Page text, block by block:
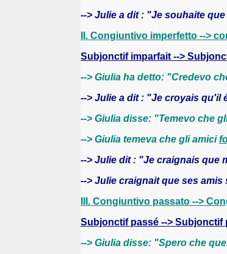
--> Julie a dit : "Je souhaite
II. Congiuntivo imperfetto -->
Subjonctif imparfait -->
--> Giulia ha detto: "Credevo
--> Julie a dit : "Je croyais qu'il
--> Giulia disse: "Temevo che
--> Giulia temeva che gli amici
--> Julie dit : "Je craignais que
--> Julie craignait que ses
III. Congiuntivo passato -->
Subjonctif passé --> Subjonctif
--> Giulia disse: "Spero che